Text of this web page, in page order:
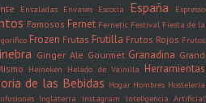
Ensaladas Envases Escocia España Espresso
Famosos Fernet Fernetic Festival Fiesta de la
Frozen Frutas Frutilla Frutos Rojos Frutos
Ginger Ale Gourmet Granadina Grand
Heineken Helado de Vainilla Herramientas
de las Bebidas Hogar Hombres Hostelería
Inglaterra Instagram Inteligencia Artificial